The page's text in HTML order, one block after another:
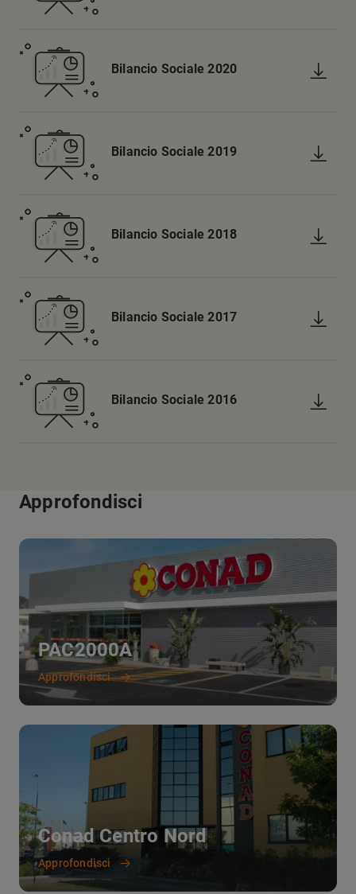
Bilancio Sociale 2020
Bilancio Sociale 2019
Bilancio Sociale 2018
Bilancio Sociale 2017
Bilancio Sociale 2016
Approfondisci
PAC2000A
Approfondisci
Conad Centro Nord
Approfondisci